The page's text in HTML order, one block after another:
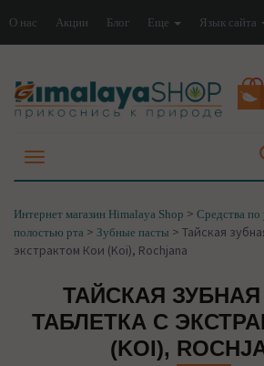
О нас Акции Блог Еще Язык сайта
Интернет магазин Himalaya Shop > Средства по
полостью рта > Зубные пасты > Тайская
экстрактом Кои (Koi), Rochjana
ТАЙСКАЯ ЗУБНАЯ
ТАБЛЕТКА С
(KOI),